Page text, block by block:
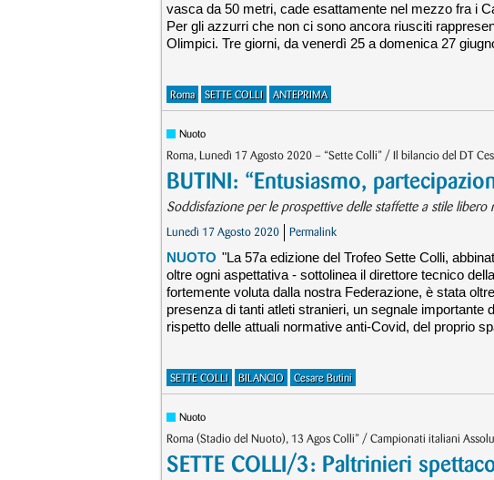
vasca da 50 metri, cade esattamente nel mezzo fra i
Per gli azzurri che non ci sono ancora riusciti
Olimpici. Tre giorni, da venerdì 25 a domenica 27
Roma SETTE COLLI ANTEPRIMA
Nuoto
Roma, Lunedì 17 Agosto 2020 – “Sette Colli” / Il bilancio del DT
BUTINI: “Entusiasmo,
Soddisfazione per le prospettive delle staffette a stile libero
Lunedì 17 Agosto 2020 Permalink
NUOTO "La 57a edizione del Trofeo Sette Colli,
oltre ogni aspettativa - sottolinea il direttore tecnico
fortemente voluta dalla nostra Federazione, è stata
presenza di tanti atleti stranieri, un segnale
rispetto delle attuali normative anti-Covid, del proprio
SETTE COLLI BILANCIO Cesare Butini
Nuoto
Roma (Stadio del Nuoto), 13 Agos Colli” / Campionati italiani
SETTE COLLI/3: Paltrinieri